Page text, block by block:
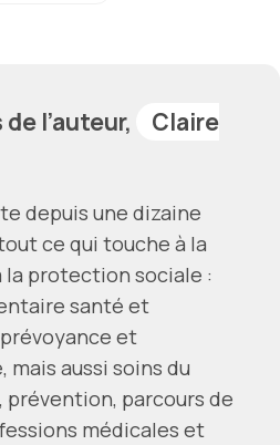
l’auteur,
Claire
depuis une dizaine
ce qui touche à la
la protection sociale :
santé et
et
mais aussi soins du
parcours de
médicales et